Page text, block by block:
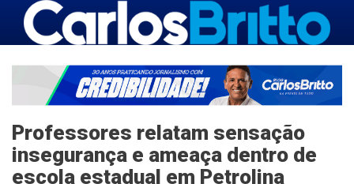
Professores relatam sensação
insegurança e ameaça dentro de
escola estadual em Petrolina